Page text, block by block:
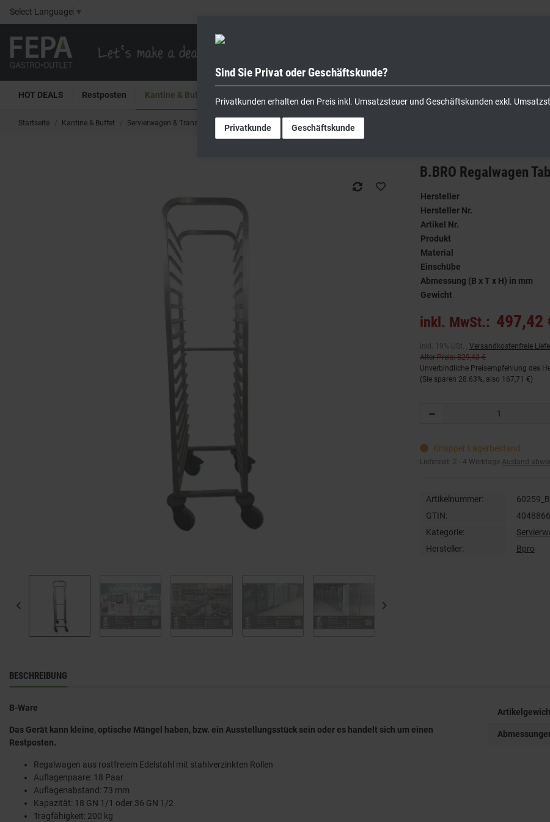
Select Language ▼
HOT DEALS Restposten Kantine & Buffet
Startseite Kantine & Buffet Servierwagen & Transportwagen B.BRO Regalwagen Tablett-Abräumwagen
B.BRO Regalwagen
Hersteller
Hersteller Nr.
Artikel Nr.
Produkt
Material
Einschübe
Abmessung (B x T x H) in mm
Gewicht
inkl. MwSt.: 497,42
inkl. 19% USt. , Versandkostenfreie
Alter Preis: 829,43 €
Unverbindliche Preisempfehlung des
(Sie sparen 28.63%, also 167,71 €)
Knapper Lagerbestand
Lieferzeit: 2 - 4 Werktage Ausland
Artikelnummer:
60259_B
GTIN:
Kategorie:
Hersteller:
Bpro
BESCHREIBUNG
B-Ware
Das Gerät kann kleine, optische Mängel haben, bzw. ein Ausstellungsstück sein oder es handelt sich um einen
Restposten.
Regalwagen aus rostfreiem Edelstahl mit stahlverzinkten Rollen
Auflagenpaare: 18 Paar
Auflagenabstand: 73 mm
Kapazität: 18 GN 1/1 oder 36 GN 1/2
Tragfähigkeit: 200 kg
Sind Sie Privat oder Geschäftskunde?
Privatkunden erhalten den Preis inkl. Umsatzsteuer und Geschäftskunden exkl.
Privatkunde Geschäftskunde